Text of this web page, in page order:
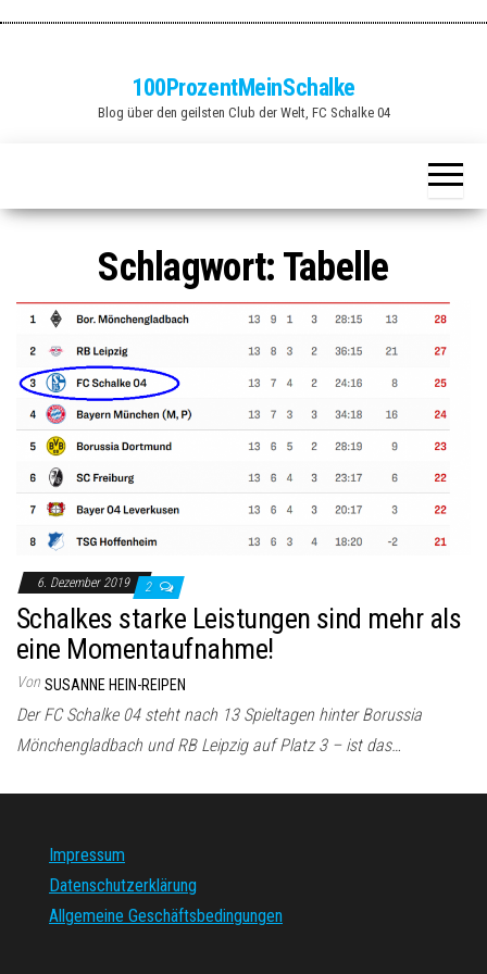
100ProzentMeinSchalke
Blog über den geilsten Club der Welt, FC Schalke 04
Schlagwort: Tabelle
6. Dezember 2019 2
Schalkes starke Leistungen sind mehr als
eine Momentaufnahme!
Von SUSANNE HEIN-REIPEN
Der FC Schalke 04 steht nach 13 Spieltagen hinter Borussia
Mönchengladbach und RB Leipzig auf Platz 3 – ist das…
Impressum
Datenschutzerklärung
Allgemeine Geschäftsbedingungen